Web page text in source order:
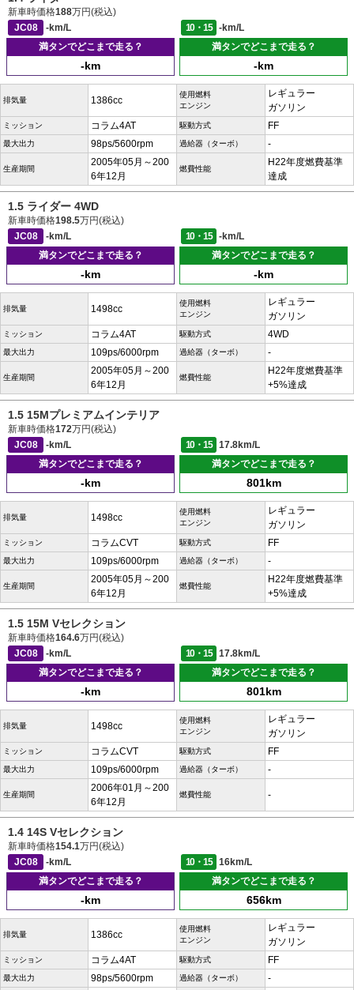
新車時価格188万円(税込)
JC08
-km/L 10・15
-km/L
満タンでどこまで走る？
-km
満タンでどこまで走る？
-km
排気量 1386cc
使用燃料
エンジン
レギュラー
ガソリン
ミッション コラム4AT 駆動方式 FF
最大出力 98ps/5600rpm 過給器（ターボ） -
生産期間
2005年05月～200
6年12月
燃費性能
H22年度燃費基準
達成
1.5 ライダー 4WD
新車時価格198.5万円(税込)
JC08
-km/L 10・15
-km/L
満タンでどこまで走る？
-km
満タンでどこまで走る？
-km
排気量 1498cc
使用燃料
エンジン
レギュラー
ガソリン
ミッション コラム4AT 駆動方式 4WD
最大出力 109ps/6000rpm 過給器（ターボ） -
生産期間
2005年05月～200
6年12月
燃費性能
H22年度燃費基準
+5%達成
1.5 15Mプレミアムインテリア
新車時価格172万円(税込)
JC08
-km/L 10・15
17.8km/L
満タンでどこまで走る？
-km
満タンでどこまで走る？
801km
排気量 1498cc
使用燃料
エンジン
レギュラー
ガソリン
ミッション コラムCVT 駆動方式 FF
最大出力 109ps/6000rpm 過給器（ターボ） -
生産期間
2005年05月～200
6年12月
燃費性能
H22年度燃費基準
+5%達成
1.5 15M Vセレクション
新車時価格164.6万円(税込)
JC08
-km/L 10・15
17.8km/L
満タンでどこまで走る？
-km
満タンでどこまで走る？
801km
排気量 1498cc
使用燃料
エンジン
レギュラー
ガソリン
ミッション コラムCVT 駆動方式 FF
最大出力 109ps/6000rpm 過給器（ターボ） -
生産期間
2006年01月～200
6年12月
燃費性能 -
1.4 14S Vセレクション
新車時価格154.1万円(税込)
JC08
-km/L 10・15
16km/L
満タンでどこまで走る？
-km
満タンでどこまで走る？
656km
排気量 1386cc
使用燃料
エンジン
レギュラー
ガソリン
ミッション コラム4AT 駆動方式 FF
最大出力 98ps/5600rpm 過給器（ターボ） -